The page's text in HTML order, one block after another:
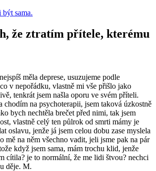
sama.
že ztratím přítele, kterému
měla deprese, usuzujeme podle
v nepořádku, vlastně mi vše přišlo jako
tenkrát jsem našla oporu ve svém příteli.
na psychoterapii, jsem taková úzkostně
bych nechtěla brečet před nimi, tak jsem
vlastně celý ten půlrok od smrti mámy je
oslavu, jenže já jsem celou dobu zase myslela
mě na něm všechno vadit, jeli jsme pak na pár
když jsem sama, mám trochu klid, jenže
cítila? je to normální, že me lidi štvou? nechci
děje. M.